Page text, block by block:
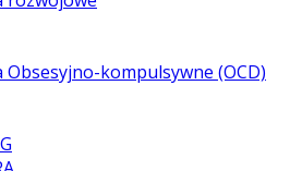
Obsesyjno-kompulsywne (OCD)